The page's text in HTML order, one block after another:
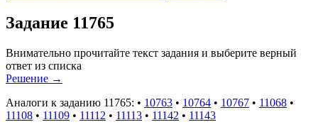
Задание 11765
Внимательно прочитайте текст задания и выберите верный
ответ из списка
Решение →
Аналоги к заданию 11765: • 10763 • 10764 • 10767 • 11068 •
11108 • 11109 • 11112 • 11113 • 11142 • 11143